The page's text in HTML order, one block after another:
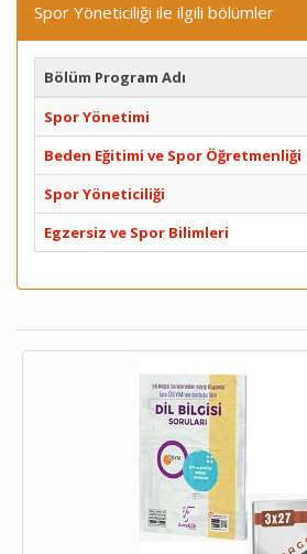
Spor Yöneticiliği ile ilgili bölümler
Bölüm Program Adı
Spor Yönetimi
Beden Eğitimi ve Spor Öğretmenliği
Spor Yöneticiliği
Egzersiz ve Spor Bilimleri